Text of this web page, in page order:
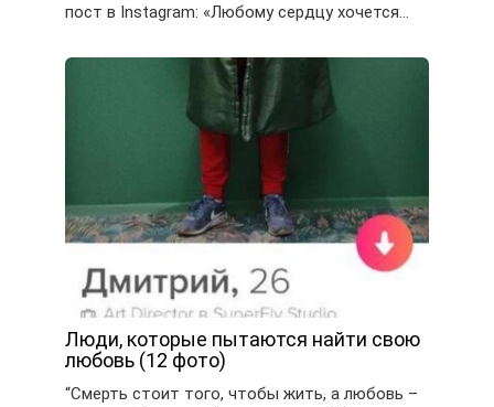
пост в Instagram: «Любому сердцу хочется…
Люди, которые пытаются найти свою
любовь (12 фото)
“Смерть стоит того, чтобы жить, а любовь –